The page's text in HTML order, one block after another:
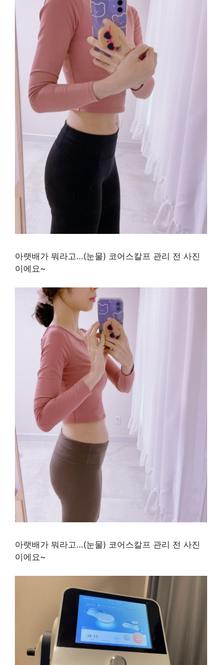
아랫배가 뭐라고…(눈물) 코어스칼프 관리 전 사진
이에요~
아랫배가 뭐라고…(눈물) 코어스칼프 관리 전 사진
이에요~